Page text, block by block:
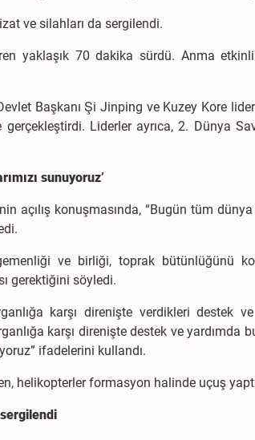
ve silahları da sergilendi.
yaklaşık 70 dakika sürdü. Anma
Başkanı Şi Jinping ve Kuzey Kore
Liderler ayrıca, 2. Dünya
sunuyoruz’
açılış konuşmasında, “Bugün tüm
ve birliği, toprak bütünlüğünü
gerektiğini söyledi.
karşı direnişte verdikleri destek
karşı direnişte destek ve yardımda
ifadelerini kullandı.
helikopterler formasyon halinde uçuş